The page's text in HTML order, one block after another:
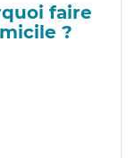
faire
?